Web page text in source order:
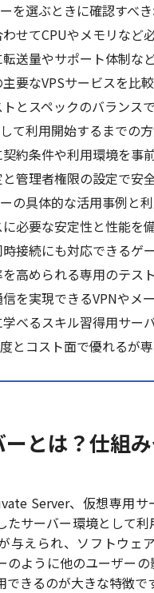
を選ぶときに確認すべ
せてCPUやメモリなど
送量やサポート体制な
要なVPSサービスを比
とスペックのバランス
て利用開始するまでの
約条件や利用環境を事
管理者権限の設定で安
の具体的な活用事例と
に必要な安定性と性能を
接続にも対応できるゲ
高められる専用のテス
を実現できるVPNやメ
べるスキル習得用サー
とコスト面で優れるが
ーとは？仕組
Server、仮想専用
たサーバー環境として
与えられ、ソフトウェ
のように他のユーザー
きるのが大きな特徴で